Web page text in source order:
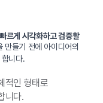
빠르게 시각화하고 검증할
만들기 전에 아이디어의
니다.
적인 형태로
니다.